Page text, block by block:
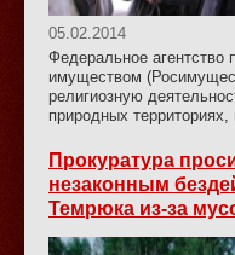
05.02.2014
Федеральное агентство
имуществом
религиозную
природных территориях,
Прокуратура
незаконным
Темрюка из-за